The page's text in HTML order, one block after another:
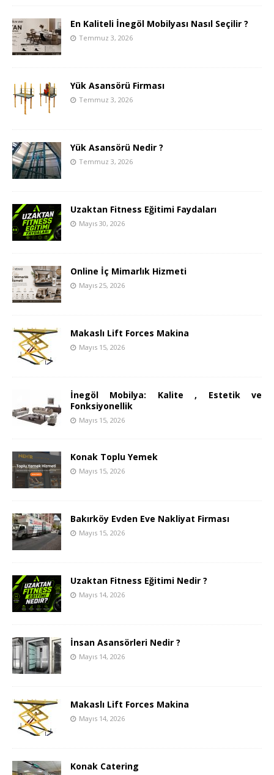
En Kaliteli İnegöl Mobilyası Nasıl Seçilir ?
Temmuz 3, 2026
Yük Asansörü Firması
Temmuz 3, 2026
Yük Asansörü Nedir ?
Temmuz 3, 2026
Uzaktan Fitness Eğitimi Faydaları
Mayıs 30, 2026
Online İç Mimarlık Hizmeti
Mayıs 25, 2026
Makaslı Lift Forces Makina
Mayıs 15, 2026
İnegöl Mobilya: Kalite , Estetik ve
Fonksiyonellik
Mayıs 15, 2026
Konak Toplu Yemek
Mayıs 15, 2026
Bakırköy Evden Eve Nakliyat Firması
Mayıs 15, 2026
Uzaktan Fitness Eğitimi Nedir ?
Mayıs 14, 2026
İnsan Asansörleri Nedir ?
Mayıs 14, 2026
Makaslı Lift Forces Makina
Mayıs 14, 2026
Konak Catering